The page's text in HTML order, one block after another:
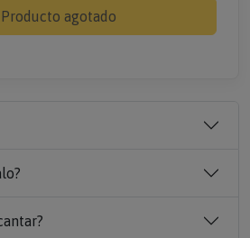
Producto agotado